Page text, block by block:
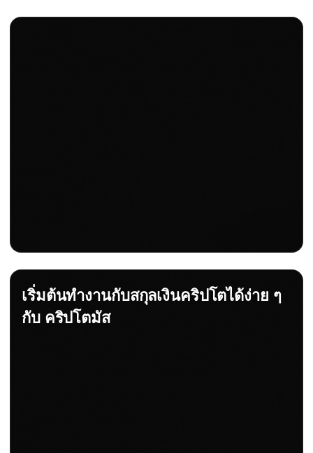
เริ่มต้นทำงานกับสกุลเงินคริปโตได้ง่าย ๆ
กับ คริปโตมัส